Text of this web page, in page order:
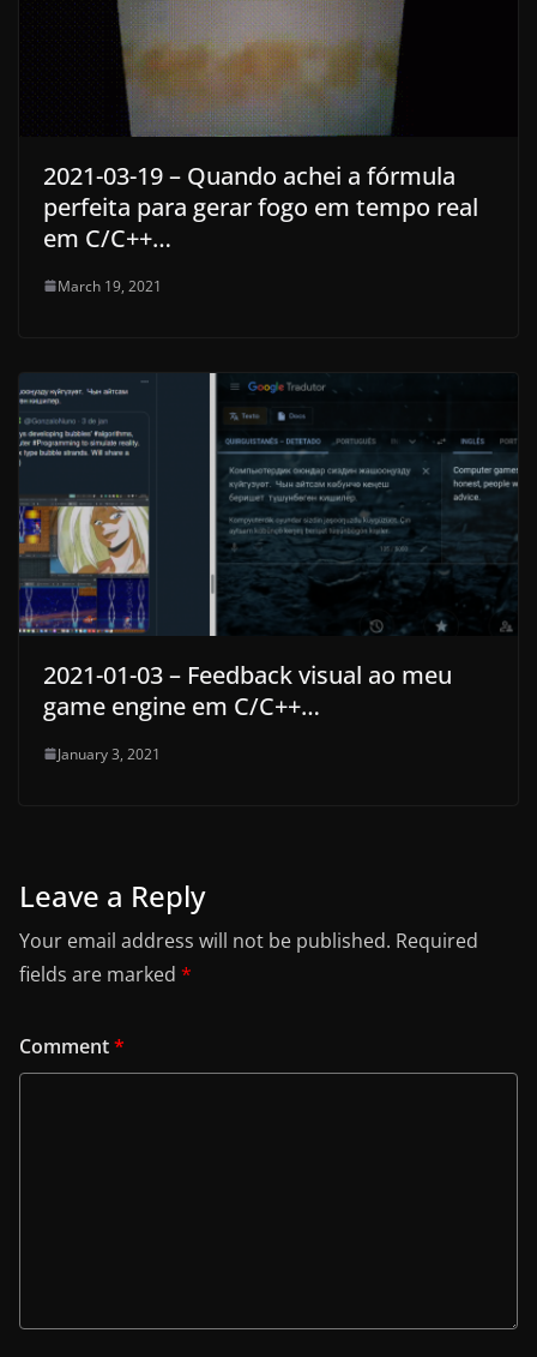
2021-03-19 – Quando achei a fórmula
perfeita para gerar fogo em tempo real
em C/C++…
March 19, 2021
2021-01-03 – Feedback visual ao meu
game engine em C/C++…
January 3, 2021
Leave a Reply
Your email address will not be published. Required
fields are marked *
Comment*